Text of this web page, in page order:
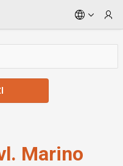
Marino